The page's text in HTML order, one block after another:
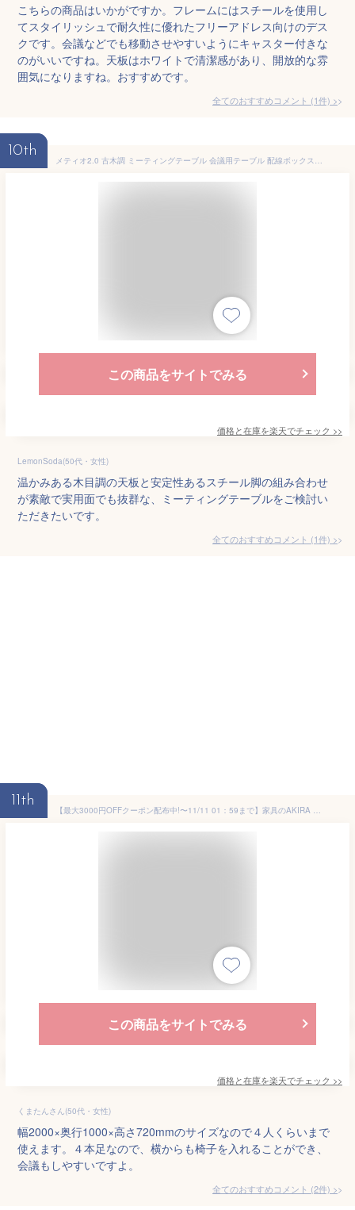
こちらの商品はいかがですか。フレームにはスチールを使用し
てスタイリッシュで耐久性に優れたフリーアドレス向けのデス
クです。会議などでも移動させやすいようにキャスター付きな
のがいいですね。天板はホワイトで清潔感があり、開放的な雰
囲気になりますね。おすすめです。
全てのおすすめコメント (1件) >
10th
メティオ2.0 古木調 ミーティングテーブル 会議用テーブル 配線ボックス付き 幅1800×奥行900×高さ720mm会議テーブル テーブル オフィス 会議机 オフィステーブル 大型 おしゃれフリーアドレス デスク 応接テーブルミーティング 会議室 机
この商品をサイトでみる
価格と在庫を楽天でチェック >>
LemonSoda(50代・女性)
温かみある木目調の天板と安定性あるスチール脚の組み合わせ
が素敵で実用面でも抜群な、ミーティングテーブルをご検討い
ただきたいです。
全てのおすすめコメント (1件) >
11th
【最大3000円OFFクーポン配布中!〜11/11 01：59まで】家具のAKIRA フリーアドレスデスク オフィステーブル 配線キャップ付き 4人用 幅2000×奥行1000×高さ720mm ナチュラル フリーアドレス オフィスデスク パソコンデスク ワークデスク おしゃれ 北欧 スリムデスク
この商品をサイトでみる
価格と在庫を楽天でチェック >>
くまたんさん(50代・女性)
幅2000×奥行1000×高さ720mmのサイズなので４人くらいまで
使えます。４本足なので、横からも椅子を入れることができ、
会議もしやすいですよ。
全てのおすすめコメント (2件) >